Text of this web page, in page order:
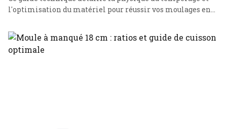
l'optimisation du matériel pour réussir vos moulages en